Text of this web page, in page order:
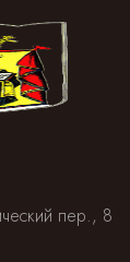
пер., 8